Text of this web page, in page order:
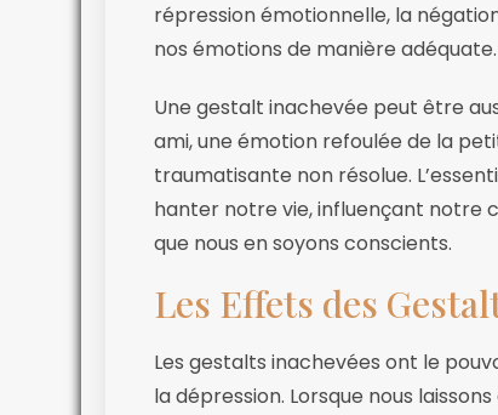
répression émotionnelle, la
nos émotions de manière adéquate.
Une gestalt inachevée peut être
ami, une émotion refoulée de la
traumatisante non résolue.
hanter notre vie, influençant notre
que nous en soyons conscients.
Les Effets des
Les gestalts inachevées ont le
la dépression. Lorsque nous